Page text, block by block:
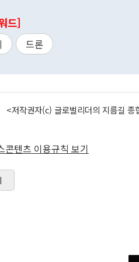
드]
드론
<저작권자(c) 글로벌리더의 지름길
콘텐츠 이용규칙 보기